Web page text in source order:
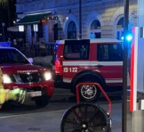
Kufstein wurde
zu einem
am Unteren Stadtplatz
meldete die
dem Hinweis auf